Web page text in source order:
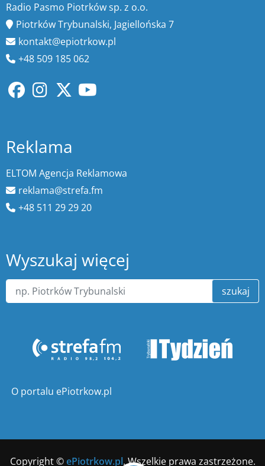
Radio Pasmo Piotrków sp. z o.o.
Piotrków Trybunalski, Jagiellońska 7
kontakt@epiotrkow.pl
+48 509 185 062
Reklama
ELTOM Agencja Reklamowa
reklama@strefa.fm
+48 511 29 29 20
Wyszukaj więcej
szukaj
O portalu ePiotrkow.pl
Copyright ©ePiotrkow.pl. Wszelkie prawa zastrzeżone.